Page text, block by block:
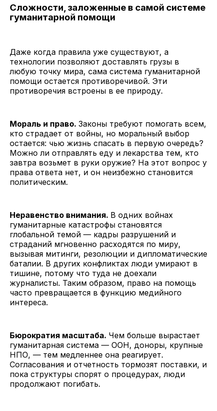
Сложности, заложенные в самой системе
гуманитарной помощи
Даже когда правила уже существуют, а
технологии позволяют доставлять грузы в
любую точку мира, сама система гуманитарной
помощи остается противоречивой. Эти
противоречия встроены в ее природу.
Мораль и право. Законы требуют помогать всем,
кто страдает от войны, но моральный выбор
остается: чью жизнь спасать в первую очередь?
Можно ли отправлять еду и лекарства тем, кто
завтра возьмет в руки оружие? На этот вопрос у
права ответа нет, и он неизбежно становится
политическим.
Неравенство внимания. В одних войнах
гуманитарные катастрофы становятся
глобальной темой — кадры разрушений и
страданий мгновенно расходятся по миру,
вызывая митинги, резолюции и дипломатические
баталии. В других конфликтах люди умирают в
тишине, потому что туда не доехали
журналисты. Таким образом, право на помощь
часто превращается в функцию медийного
интереса.
Бюрократия масштаба. Чем больше вырастает
гуманитарная система — ООН, доноры, крупные
НПО, — тем медленнее она реагирует.
Согласования и отчетность тормозят поставки, и
пока структуры спорят о процедурах, люди
продолжают погибать.